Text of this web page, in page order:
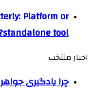
Platform or
standalone tool?
اخبار منتخب
چرا یادگیری